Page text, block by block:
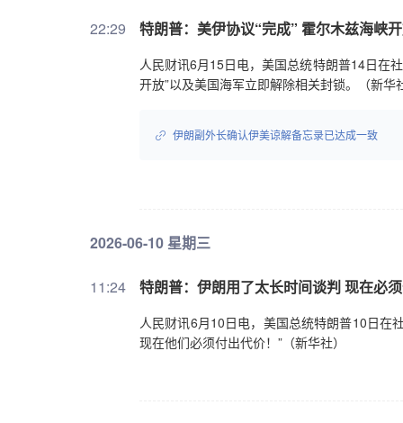
合作组织三大发展引擎，走好符合自身国情的
22:29 特朗普：美伊协议“完成” 霍尔木兹海峡
人民财讯6月15日电，美国总统特朗普14日在
开放”以及美国海军立即解除相关封锁。（新华
伊朗副外长确认伊美谅解备忘录已达成一致
2026-06-10 星期三
11:24 特朗普：伊朗用了太长时间谈判 现在必
人民财讯6月10日电，美国总统特朗普10日在
现在他们必须付出代价！”（新华社）